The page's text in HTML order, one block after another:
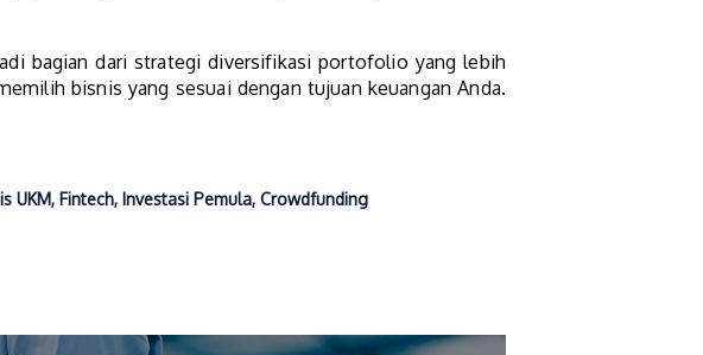
bagian dari strategi diversifikasi portofolio yang lebih
bisnis yang sesuai dengan tujuan keuangan Anda.
UKM, Fintech, Investasi Pemula, Crowdfunding